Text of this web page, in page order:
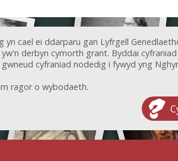
yn cael ei ddarparu gan Lyfrgell
derbyn cymorth grant. Byddai
cyfraniad nodedig i fywyd yng
ragor o wybodaeth.